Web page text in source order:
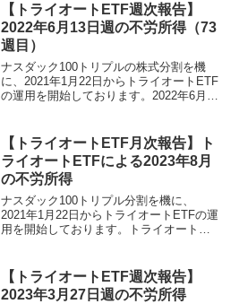
【トライオートETF週次報告】
2022年6月13日週の不労所得（73
週目）
ナスダック100トリプルの株式分割を機
に、2021年1月22日からトライオートETF
の運用を開始しております。2022年6月
ETF運用実績（73週目）・実現損益3...
【トライオートETF月次報告】ト
ライオートETFによる2023年8月
の不労所得
ナスダック100トリプル分割を機に、
2021年1月22日からトライオートETFの運
用を開始しております。トライオート
2023年8月の不労所得は、0円でござい
ま...
【トライオートETF週次報告】
2023年3月27日週の不労所得